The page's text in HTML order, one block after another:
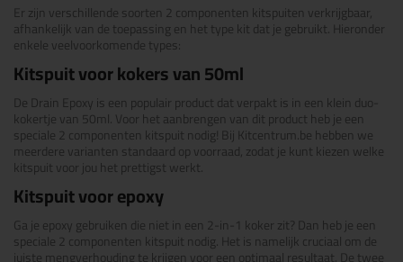
Er zijn verschillende soorten 2 componenten kitspuiten verkrijgbaar,
afhankelijk van de toepassing en het type kit dat je gebruikt. Hieronder
enkele veelvoorkomende types:
Kitspuit voor kokers van 50ml
De Drain Epoxy is een populair product dat verpakt is in een klein duo-
kokertje van 50ml. Voor het aanbrengen van dit product heb je een
speciale 2 componenten kitspuit nodig! Bij Kitcentrum.be hebben we
meerdere varianten standaard op voorraad, zodat je kunt kiezen welke
kitspuit voor jou het prettigst werkt.
Kitspuit voor epoxy
Ga je epoxy gebruiken die niet in een 2-in-1 koker zit? Dan heb je een
speciale 2 componenten kitspuit nodig. Het is namelijk cruciaal om de